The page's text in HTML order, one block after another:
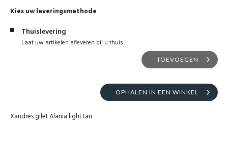
Kies uw leveringsmethode
Thuislevering
Laat uw artikelen afleveren bij u thuis
TOEVOEGEN
OPHALEN IN EEN WINKEL
Xandres gilet Alania light tan